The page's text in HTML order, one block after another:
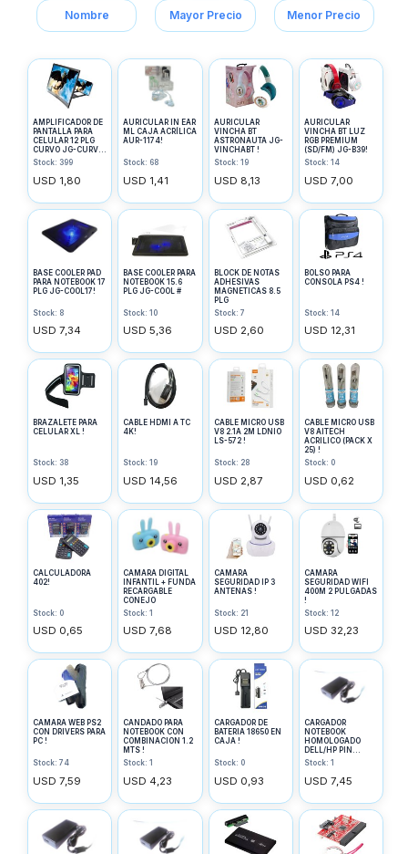
Nombre Mayor Precio Menor Precio
AMPLIFICADOR DE
PANTALLA PARA
CELULAR 12 PLG
CURVO JG-CURVO
!Stock: 399
USD 1,80
AURICULAR IN EAR
ML CAJA ACRÍLICA
AUR-1174!
Stock: 68
USD 1,41
AURICULAR
VINCHA BT
ASTRONAUTA JG-
VINCHABT !
Stock: 19
USD 8,13
AURICULAR
VINCHA BT LUZ
RGB PREMIUM
(SD/FM) JG-B39!
Stock: 14
USD 7,00
BASE COOLER PAD
PARA NOTEBOOK 17
PLG JG-COOL17!
Stock: 8
USD 7,34
BASE COOLER PARA
NOTEBOOK 15.6
PLG JG-COOL #
Stock: 10
USD 5,36
BLOCK DE NOTAS
ADHESIVAS
MAGNETICAS 8.5
PLG
Stock: 7
USD 2,60
BOLSO PARA
CONSOLA PS4 !
Stock: 14
USD 12,31
BRAZALETE PARA
CELULAR XL !
Stock: 38
USD 1,35
CABLE HDMI A TC
4K!
Stock: 19
USD 14,56
CABLE MICRO USB
V8 2.1A 2M LDNIO
LS-572 !
Stock: 28
USD 2,87
CABLE MICRO USB
V8 AITECH
ACRILICO (PACK X
25) !
Stock: 0
USD 0,62
CALCULADORA
402!
Stock: 0
USD 0,65
CAMARA DIGITAL
INFANTIL + FUNDA
RECARGABLE
CONEJO
Stock: 1
USD 7,68
CAMARA
SEGURIDAD IP 3
ANTENAS !
Stock: 21
USD 12,80
CAMARA
SEGURIDAD WIFI
400M 2 PULGADAS
!
Stock: 12
USD 32,23
CAMARA WEB PS2
CON DRIVERS PARA
PC !
Stock: 74
USD 7,59
CANDADO PARA
NOTEBOOK CON
COMBINACION 1.2
MTS !
Stock: 1
USD 4,23
CARGADOR DE
BATERIA 18650 EN
CAJA !
Stock: 0
USD 0,93
CARGADOR
NOTEBOOK
HOMOLOGADO
DELL/HP PIN
GRUESO 4.62A
7.4X5mm !
Stock: 1
USD 7,45